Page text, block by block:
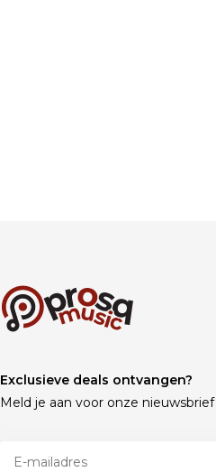
Exclusieve deals ontvangen?
Meld je aan voor onze nieuwsbrief